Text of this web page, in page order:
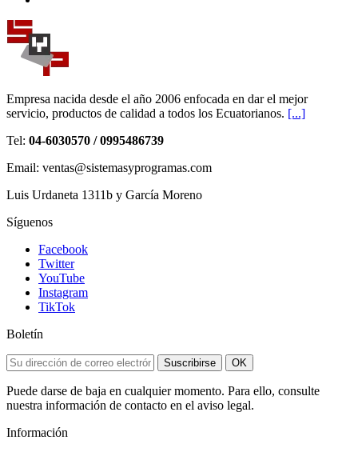
Empresa nacida desde el año 2006 enfocada en dar el mejor
servicio, productos de calidad a todos los Ecuatorianos. [...]
Tel: 04-6030570 / 0995486739
Email: ventas@sistemasyprogramas.com
Luis Urdaneta 1311b y García Moreno
Síguenos
Facebook
Twitter
YouTube
Instagram
TikTok
Boletín
Suscribirse OK
Puede darse de baja en cualquier momento. Para ello, consulte
nuestra información de contacto en el aviso legal.
Información